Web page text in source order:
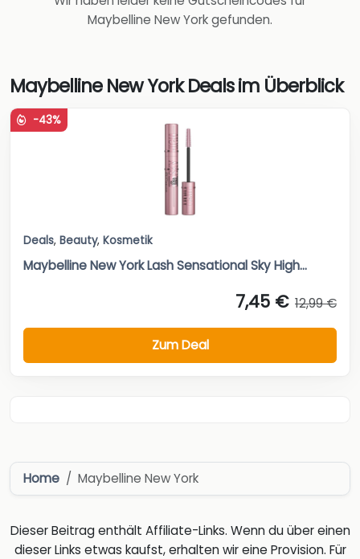
Maybelline New York gefunden.
Maybelline New York Deals im Überblick
-43%
Deals, Beauty, Kosmetik
Maybelline New York Lash Sensational Sky High...
7,45 € 12,99 €
Zum Deal
Home Maybelline New York
Dieser Beitrag enthält Affiliate-Links. Wenn du über einen
dieser Links etwas kaufst, erhalten wir eine Provision. Für